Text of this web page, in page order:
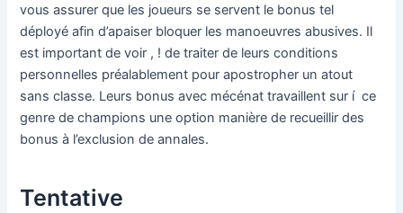
vous assurer que les joueurs se servent le bonus tel
déployé afin d’apaiser bloquer les manoeuvres abusives. Il
est important de voir , ! de traiter de leurs conditions
personnelles préalablement pour apostropher un atout
sans classe. Leurs bonus avec mécénat travaillent sur í ce
genre de champions une option manière de recueillir des
bonus à l’exclusion de annales.
Tentative